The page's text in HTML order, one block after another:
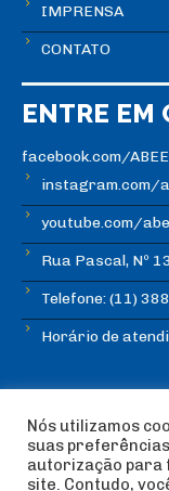
IMPRENSA
CONTATO
ENTRE EM
facebook.com/
instagram.com/
youtube.com/
Rua Pascal, Nº
Telefone: (11)
Horário de
© Copyright
Nós utilizamos
suas
autorização para
site. Contudo,